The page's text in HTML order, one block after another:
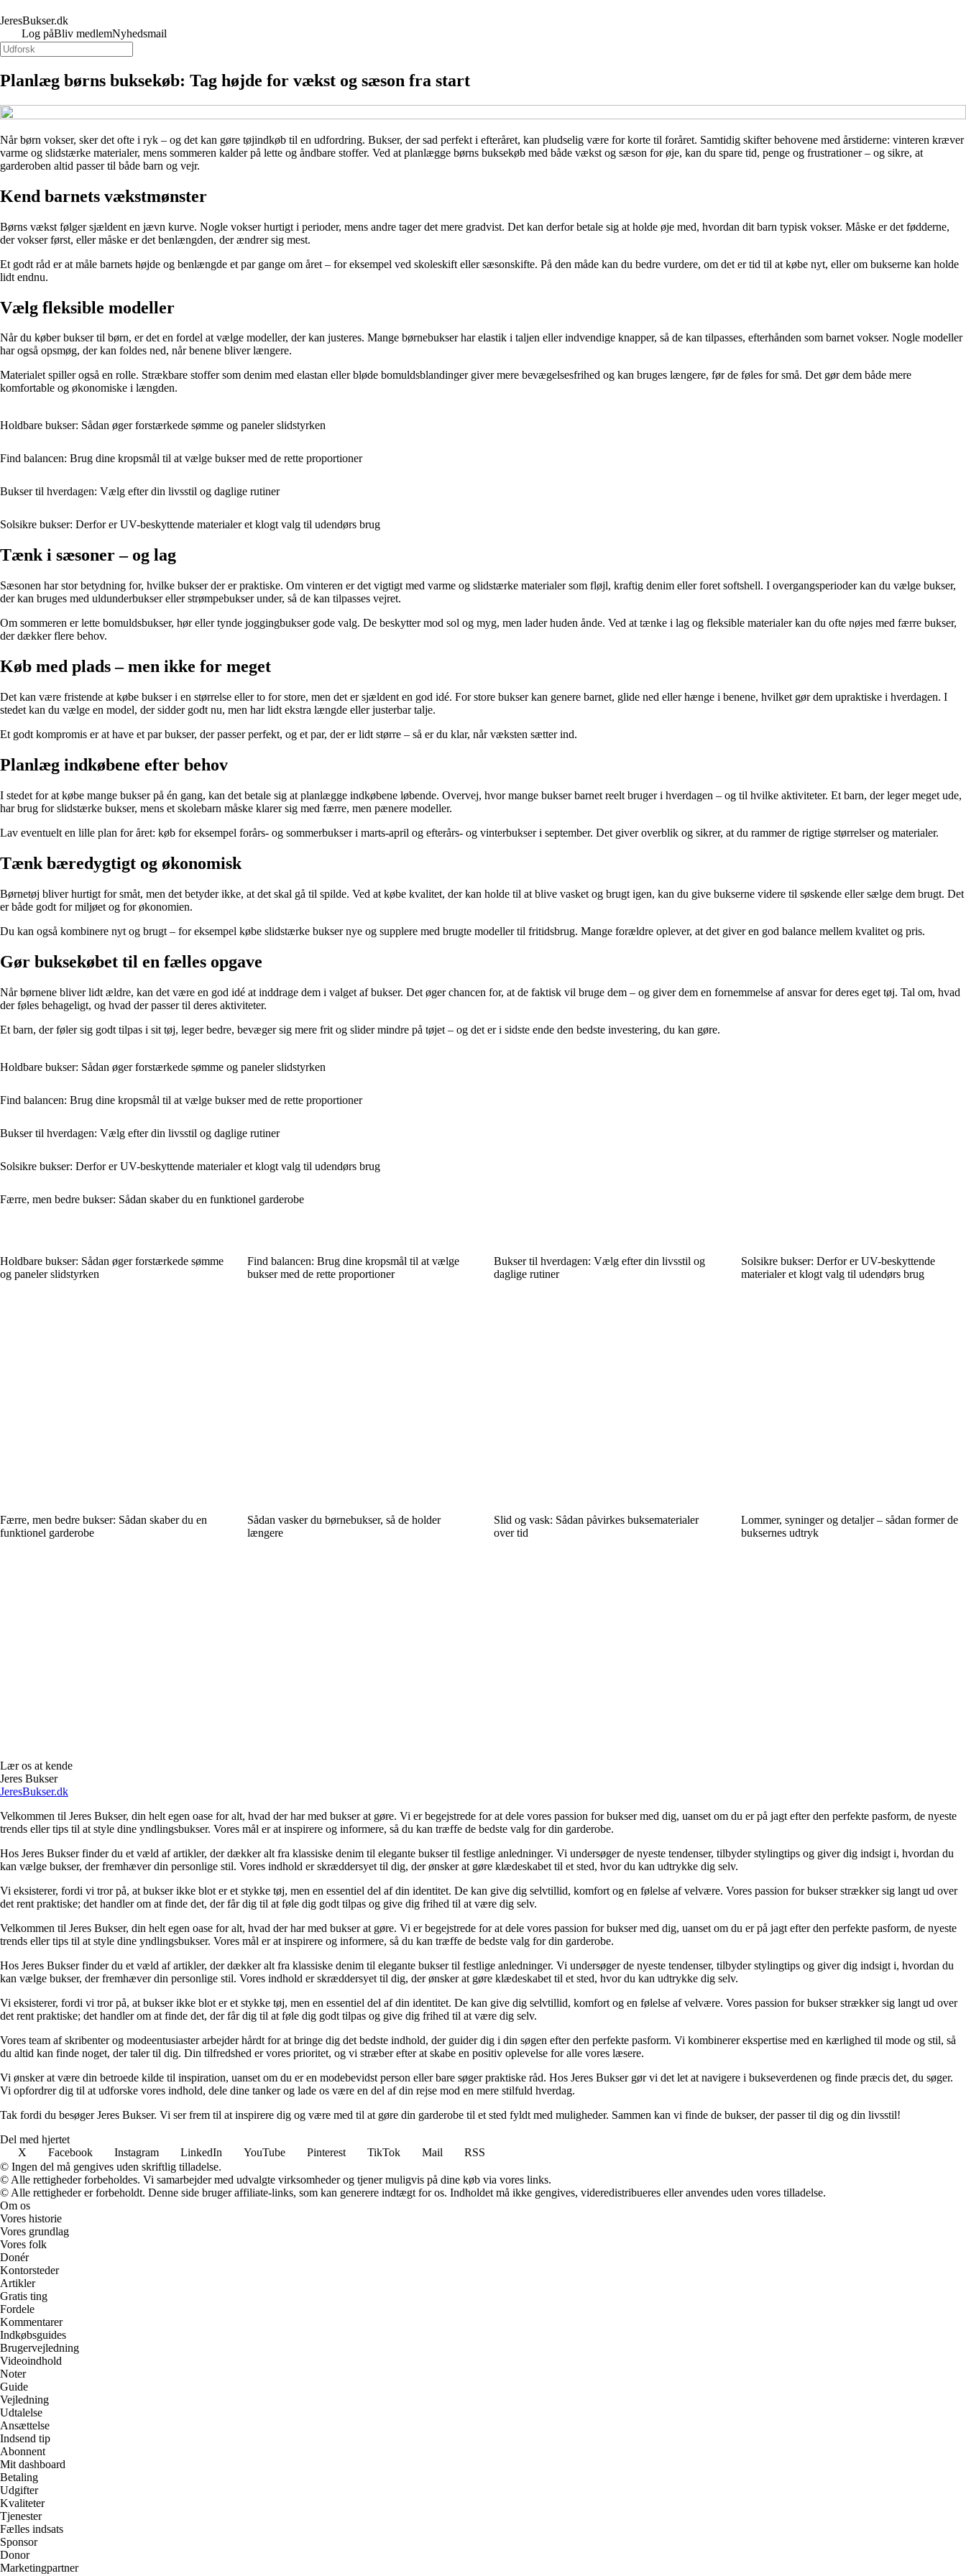
JeresBukser.dk
Log påBliv medlemNyhedsmail
Planlæg børns buksekøb: Tag højde for vækst og sæson fra start
Når børn vokser, sker det ofte i ryk – og det kan gøre tøjindkøb til en udfordring. Bukser, der sad perfekt i efteråret, kan pludselig være for korte til foråret. Samtidig skifter behovene med årstiderne: vinteren kræver
varme og slidstærke materialer, mens sommeren kalder på lette og åndbare stoffer. Ved at planlægge børns buksekøb med både vækst og sæson for øje, kan du spare tid, penge og frustrationer – og sikre, at
garderoben altid passer til både barn og vejr.
Kend barnets vækstmønster
Børns vækst følger sjældent en jævn kurve. Nogle vokser hurtigt i perioder, mens andre tager det mere gradvist. Det kan derfor betale sig at holde øje med, hvordan dit barn typisk vokser. Måske er det fødderne,
der vokser først, eller måske er det benlængden, der ændrer sig mest.
Et godt råd er at måle barnets højde og benlængde et par gange om året – for eksempel ved skoleskift eller sæsonskifte. På den måde kan du bedre vurdere, om det er tid til at købe nyt, eller om bukserne kan holde
lidt endnu.
Vælg fleksible modeller
Når du køber bukser til børn, er det en fordel at vælge modeller, der kan justeres. Mange børnebukser har elastik i taljen eller indvendige knapper, så de kan tilpasses, efterhånden som barnet vokser. Nogle modeller
har også opsmøg, der kan foldes ned, når benene bliver længere.
Materialet spiller også en rolle. Strækbare stoffer som denim med elastan eller bløde bomuldsblandinger giver mere bevægelsesfrihed og kan bruges længere, før de føles for små. Det gør dem både mere
komfortable og økonomiske i længden.
Holdbare bukser: Sådan øger forstærkede sømme og paneler slidstyrken
Find balancen: Brug dine kropsmål til at vælge bukser med de rette proportioner
Bukser til hverdagen: Vælg efter din livsstil og daglige rutiner
Solsikre bukser: Derfor er UV-beskyttende materialer et klogt valg til udendørs brug
Tænk i sæsoner – og lag
Sæsonen har stor betydning for, hvilke bukser der er praktiske. Om vinteren er det vigtigt med varme og slidstærke materialer som fløjl, kraftig denim eller foret softshell. I overgangsperioder kan du vælge bukser,
der kan bruges med uldunderbukser eller strømpebukser under, så de kan tilpasses vejret.
Om sommeren er lette bomuldsbukser, hør eller tynde joggingbukser gode valg. De beskytter mod sol og myg, men lader huden ånde. Ved at tænke i lag og fleksible materialer kan du ofte nøjes med færre bukser,
der dækker flere behov.
Køb med plads – men ikke for meget
Det kan være fristende at købe bukser i en størrelse eller to for store, men det er sjældent en god idé. For store bukser kan genere barnet, glide ned eller hænge i benene, hvilket gør dem upraktiske i hverdagen. I
stedet kan du vælge en model, der sidder godt nu, men har lidt ekstra længde eller justerbar talje.
Et godt kompromis er at have et par bukser, der passer perfekt, og et par, der er lidt større – så er du klar, når væksten sætter ind.
Planlæg indkøbene efter behov
I stedet for at købe mange bukser på én gang, kan det betale sig at planlægge indkøbene løbende. Overvej, hvor mange bukser barnet reelt bruger i hverdagen – og til hvilke aktiviteter. Et barn, der leger meget ude,
har brug for slidstærke bukser, mens et skolebarn måske klarer sig med færre, men pænere modeller.
Lav eventuelt en lille plan for året: køb for eksempel forårs- og sommerbukser i marts-april og efterårs- og vinterbukser i september. Det giver overblik og sikrer, at du rammer de rigtige størrelser og materialer.
Tænk bæredygtigt og økonomisk
Børnetøj bliver hurtigt for småt, men det betyder ikke, at det skal gå til spilde. Ved at købe kvalitet, der kan holde til at blive vasket og brugt igen, kan du give bukserne videre til søskende eller sælge dem brugt. Det
er både godt for miljøet og for økonomien.
Du kan også kombinere nyt og brugt – for eksempel købe slidstærke bukser nye og supplere med brugte modeller til fritidsbrug. Mange forældre oplever, at det giver en god balance mellem kvalitet og pris.
Gør buksekøbet til en fælles opgave
Når børnene bliver lidt ældre, kan det være en god idé at inddrage dem i valget af bukser. Det øger chancen for, at de faktisk vil bruge dem – og giver dem en fornemmelse af ansvar for deres eget tøj. Tal om, hvad
der føles behageligt, og hvad der passer til deres aktiviteter.
Et barn, der føler sig godt tilpas i sit tøj, leger bedre, bevæger sig mere frit og slider mindre på tøjet – og det er i sidste ende den bedste investering, du kan gøre.
Holdbare bukser: Sådan øger forstærkede sømme og paneler slidstyrken
Find balancen: Brug dine kropsmål til at vælge bukser med de rette proportioner
Bukser til hverdagen: Vælg efter din livsstil og daglige rutiner
Solsikre bukser: Derfor er UV-beskyttende materialer et klogt valg til udendørs brug
Færre, men bedre bukser: Sådan skaber du en funktionel garderobe
Holdbare bukser: Sådan øger forstærkede sømme
og paneler slidstyrken
Find balancen: Brug dine kropsmål til at vælge
bukser med de rette proportioner
Bukser til hverdagen: Vælg efter din livsstil og
daglige rutiner
Solsikre bukser: Derfor er UV-beskyttende
materialer et klogt valg til udendørs brug
Færre, men bedre bukser: Sådan skaber du en
funktionel garderobe
Sådan vasker du børnebukser, så de holder
længere
Slid og vask: Sådan påvirkes buksematerialer
over tid
Lommer, syninger og detaljer – sådan former de
buksernes udtryk
Lær os at kende
Jeres Bukser
JeresBukser.dk
Velkommen til Jeres Bukser, din helt egen oase for alt, hvad der har med bukser at gøre. Vi er begejstrede for at dele vores passion for bukser med dig, uanset om du er på jagt efter den perfekte pasform, de nyeste
trends eller tips til at style dine yndlingsbukser. Vores mål er at inspirere og informere, så du kan træffe de bedste valg for din garderobe.
Hos Jeres Bukser finder du et væld af artikler, der dækker alt fra klassiske denim til elegante bukser til festlige anledninger. Vi undersøger de nyeste tendenser, tilbyder stylingtips og giver dig indsigt i, hvordan du
kan vælge bukser, der fremhæver din personlige stil. Vores indhold er skræddersyet til dig, der ønsker at gøre klædeskabet til et sted, hvor du kan udtrykke dig selv.
Vi eksisterer, fordi vi tror på, at bukser ikke blot er et stykke tøj, men en essentiel del af din identitet. De kan give dig selvtillid, komfort og en følelse af velvære. Vores passion for bukser strækker sig langt ud over
det rent praktiske; det handler om at finde det, der får dig til at føle dig godt tilpas og give dig frihed til at være dig selv.
Velkommen til Jeres Bukser, din helt egen oase for alt, hvad der har med bukser at gøre. Vi er begejstrede for at dele vores passion for bukser med dig, uanset om du er på jagt efter den perfekte pasform, de nyeste
trends eller tips til at style dine yndlingsbukser. Vores mål er at inspirere og informere, så du kan træffe de bedste valg for din garderobe.
Hos Jeres Bukser finder du et væld af artikler, der dækker alt fra klassiske denim til elegante bukser til festlige anledninger. Vi undersøger de nyeste tendenser, tilbyder stylingtips og giver dig indsigt i, hvordan du
kan vælge bukser, der fremhæver din personlige stil. Vores indhold er skræddersyet til dig, der ønsker at gøre klædeskabet til et sted, hvor du kan udtrykke dig selv.
Vi eksisterer, fordi vi tror på, at bukser ikke blot er et stykke tøj, men en essentiel del af din identitet. De kan give dig selvtillid, komfort og en følelse af velvære. Vores passion for bukser strækker sig langt ud over
det rent praktiske; det handler om at finde det, der får dig til at føle dig godt tilpas og give dig frihed til at være dig selv.
Vores team af skribenter og modeentusiaster arbejder hårdt for at bringe dig det bedste indhold, der guider dig i din søgen efter den perfekte pasform. Vi kombinerer ekspertise med en kærlighed til mode og stil, så
du altid kan finde noget, der taler til dig. Din tilfredshed er vores prioritet, og vi stræber efter at skabe en positiv oplevelse for alle vores læsere.
Vi ønsker at være din betroede kilde til inspiration, uanset om du er en modebevidst person eller bare søger praktiske råd. Hos Jeres Bukser gør vi det let at navigere i bukseverdenen og finde præcis det, du søger.
Vi opfordrer dig til at udforske vores indhold, dele dine tanker og lade os være en del af din rejse mod en mere stilfuld hverdag.
Tak fordi du besøger Jeres Bukser. Vi ser frem til at inspirere dig og være med til at gøre din garderobe til et sted fyldt med muligheder. Sammen kan vi finde de bukser, der passer til dig og din livsstil!
Del med hjertet
X
Facebook Instagram LinkedIn YouTube Pinterest TikTok Mail
RSS
© Ingen del må gengives uden skriftlig tilladelse.
© Alle rettigheder forbeholdes. Vi samarbejder med udvalgte virksomheder og tjener muligvis på dine køb via vores links.
© Alle rettigheder er forbeholdt. Denne side bruger affiliate-links, som kan generere indtægt for os. Indholdet må ikke gengives, videredistribueres eller anvendes uden vores tilladelse.
Om os
Vores historie
Vores grundlag
Vores folk
Donér
Kontorsteder
Artikler
Gratis ting
Fordele
Kommentarer
Indkøbsguides
Brugervejledning
Videoindhold
Noter
Guide
Vejledning
Udtalelse
Ansættelse
Indsend tip
Abonnent
Mit dashboard
Betaling
Udgifter
Kvaliteter
Tjenester
Fælles indsats
Sponsor
Donor
Marketingpartner